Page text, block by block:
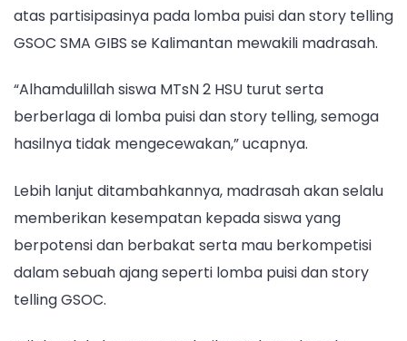
atas partisipasinya pada lomba puisi dan story telling
GSOC SMA GIBS se Kalimantan mewakili madrasah.
“Alhamdulillah siswa MTsN 2 HSU turut serta
berberlaga di lomba puisi dan story telling, semoga
hasilnya tidak mengecewakan,” ucapnya.
Lebih lanjut ditambahkannya, madrasah akan selalu
memberikan kesempatan kepada siswa yang
berpotensi dan berbakat serta mau berkompetisi
dalam sebuah ajang seperti lomba puisi dan story
telling GSOC.